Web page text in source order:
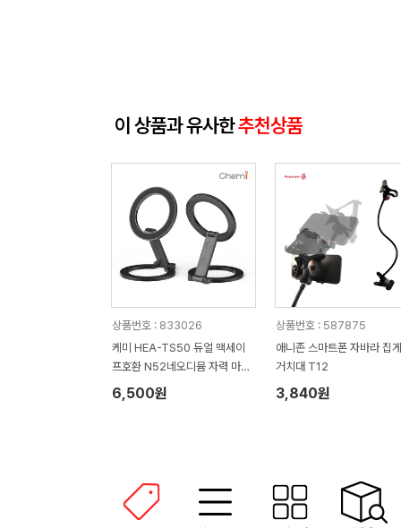
이 상품과 유사한추천상품
상품번호 : 833026
케미 HEA-TS50 듀얼 맥세이
프호환 N52네오디뮴 자력 마그
네틱 링 홀더
6,500원
상품번호 : 587875
애니존 스마트폰 자바라 집
거치대 T12
3,840원